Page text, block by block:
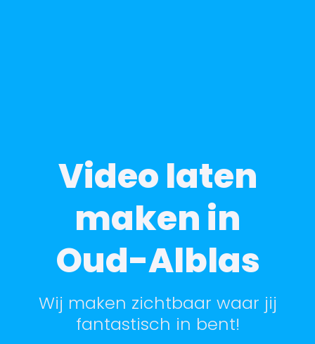
Video laten
maken in
Oud-Alblas
Wij maken zichtbaar waar jij
fantastisch in bent!